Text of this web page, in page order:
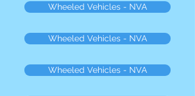
Wheeled Vehicles - NVA
Wheeled Vehicles - NVA
Wheeled Vehicles - NVA